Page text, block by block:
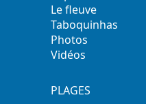
Le fleuve
Taboquinhas
Photos
Vidéos
PLAGES